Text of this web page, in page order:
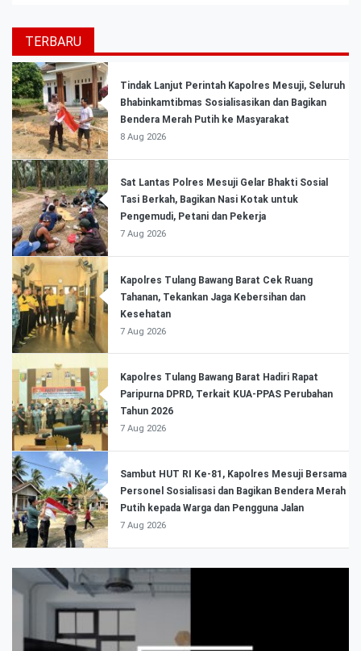
TERBARU
Tindak Lanjut Perintah Kapolres Mesuji, Seluruh
Bhabinkamtibmas Sosialisasikan dan Bagikan
Bendera Merah Putih ke Masyarakat
8 Aug 2026
Sat Lantas Polres Mesuji Gelar Bhakti Sosial
Tasi Berkah, Bagikan Nasi Kotak untuk
Pengemudi, Petani dan Pekerja
7 Aug 2026
Kapolres Tulang Bawang Barat Cek Ruang
Tahanan, Tekankan Jaga Kebersihan dan
Kesehatan
7 Aug 2026
Kapolres Tulang Bawang Barat Hadiri Rapat
Paripurna DPRD, Terkait KUA-PPAS Perubahan
Tahun 2026
7 Aug 2026
Sambut HUT RI Ke-81, Kapolres Mesuji Bersama
Personel Sosialisasi dan Bagikan Bendera Merah
Putih kepada Warga dan Pengguna Jalan
7 Aug 2026